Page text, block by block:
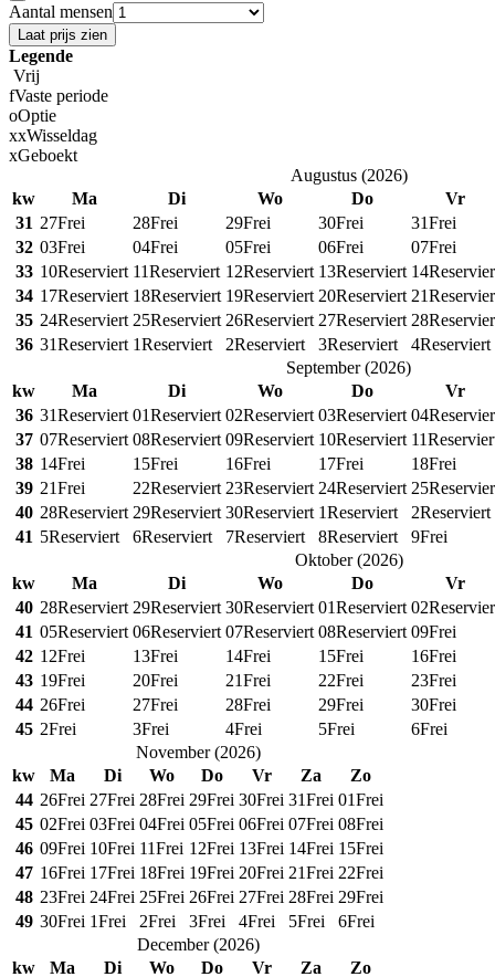
Aantal mensen
Laat prijs zien
Legende
Vrij
fVaste periode
oOptie
xxWisseldag
xGeboekt
Augustus(2026)
kw
Ma Di Wo Do
Vr
31 27Frei 28Frei 29Frei 30Frei 31Frei
32 03Frei 04Frei 05Frei 06Frei 07Frei
33 10Reserviert 11Reserviert 12Reserviert 13Reserviert 14
34 17Reserviert 18Reserviert 19Reserviert 20Reserviert 21
35 24Reserviert 25Reserviert 26Reserviert 27Reserviert 28
36 31Reserviert 1Reserviert 2Reserviert 3Reserviert 4Reserviert
September(2026)
kw
Ma Di Wo Do
Vr
36 31Reserviert 01Reserviert 02Reserviert 03Reserviert 04
37 07Reserviert 08Reserviert 09Reserviert 10Reserviert 11
38 14Frei 15Frei 16Frei 17Frei 18Frei
39 21Frei 22Reserviert 23Reserviert 24Reserviert 25
40 28Reserviert 29Reserviert 30Reserviert 1Reserviert 2Reserviert
41 5Reserviert 6Reserviert 7Reserviert 8Reserviert 9Frei
Oktober(2026)
kw
Ma Di Wo Do
Vr
40 28Reserviert 29Reserviert 30Reserviert 01Reserviert 02
41 05Reserviert 06Reserviert 07Reserviert 08Reserviert 09Frei
42 12Frei 13Frei 14Frei 15Frei 16Frei
43 19Frei 20Frei 21Frei 22Frei 23Frei
44 26Frei 27Frei 28Frei 29Frei 30Frei
45 2Frei 3Frei 4Frei 5Frei 6Frei
November(2026)
kw
Ma Di Wo Do Vr Za
Zo
44 26Frei 27Frei 28Frei 29Frei 30Frei 31Frei 01Frei
45 02Frei 03Frei 04Frei 05Frei 06Frei 07Frei 08Frei
46 09Frei 10Frei 11Frei 12Frei 13Frei 14Frei 15Frei
47 16Frei 17Frei 18Frei 19Frei 20Frei 21Frei 22Frei
48 23Frei 24Frei 25Frei 26Frei 27Frei 28Frei 29Frei
49 30Frei 1Frei 2Frei 3Frei 4Frei 5Frei 6Frei
December(2026)
kw
Ma Di Wo Do Vr Za Zo